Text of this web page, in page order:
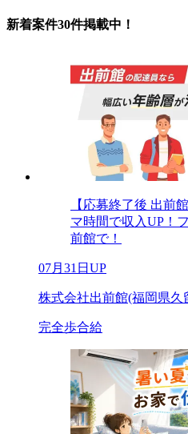
新着案件30件掲載中！
【応募終了後 出前
マ時間で収入UP！
前館で！
07月31日UP
株式会社出前館(福岡県久
完全歩合給